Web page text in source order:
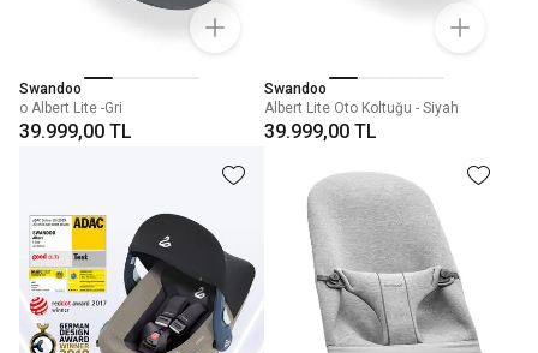
Swandoo
o Albert Lite -Gri
39.999,00 TL
Swandoo
Albert Lite Oto Koltuğu - Siyah
39.999,00 TL